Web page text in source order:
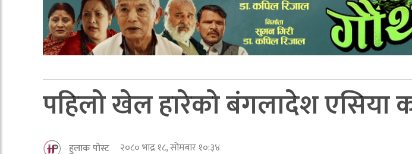
पहिलो खेल हारेको बंगलादेश एसिया
हुलाक पोस्ट २०८० भाद्र १८, सोमबार १०:३४